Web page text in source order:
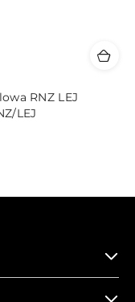
RNZ LEJ
LEJ